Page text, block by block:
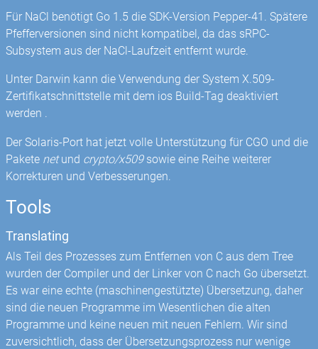
Für NaCl benötigt Go 1.5 die SDK-Version Pepper-41. Spätere
Pfefferversionen sind nicht kompatibel, da das sRPC-
Subsystem aus der NaCl-Laufzeit entfernt wurde.
Unter Darwin kann die Verwendung der System X.509-
Zertifikatschnittstelle mit dem ios Build-Tag deaktiviert
werden .
Der Solaris-Port hat jetzt volle Unterstützung für CGO und die
Pakete netund crypto/x509sowie eine Reihe weiterer
Korrekturen und Verbesserungen.
Tools
Translating
Als Teil des Prozesses zum Entfernen von C aus dem Tree
wurden der Compiler und der Linker von C nach Go übersetzt.
Es war eine echte (maschinengestützte) Übersetzung, daher
sind die neuen Programme im Wesentlichen die alten
Programme und keine neuen mit neuen Fehlern. Wir sind
zuversichtlich, dass der Übersetzungsprozess nur wenige